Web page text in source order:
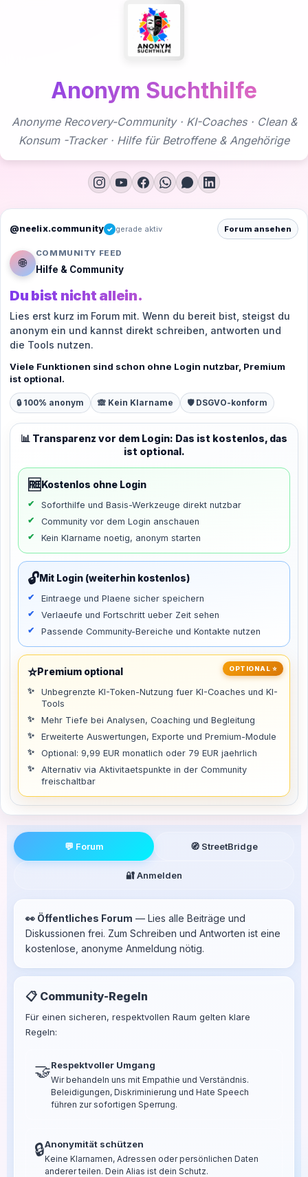
Anonym Suchthilfe
Anonyme Recovery-Community · KI-Coaches · Clean &
Konsum -Tracker · Hilfe für Betroffene & Angehörige
@neelix.community ✓ gerade aktiv Forum ansehen
🌐
COMMUNITY FEED
Hilfe & Community
Du bist nicht allein.
Lies erst kurz im Forum mit. Wenn du bereit bist, steigst du
anonym ein und kannst direkt schreiben, antworten und
die Tools nutzen.
Viele Funktionen sind schon ohne Login nutzbar, Premium
ist optional.
🔒 100% anonym 🙈 Kein Klarname 🛡️ DSGVO-konform
📊 Transparenz vor dem Login: Das ist kostenlos, das
ist optional.
🆓 Kostenlos ohne Login
Soforthilfe und Basis-Werkzeuge direkt nutzbar
Community vor dem Login anschauen
Kein Klarname noetig, anonym starten
🔓Mit Login (weiterhin kostenlos)
Eintraege und Plaene sicher speichern
Verlaeufe und Fortschritt ueber Zeit sehen
Passende Community-Bereiche und Kontakte nutzen
OPTIONAL ⭐
⭐Premium optional
Unbegrenzte KI-Token-Nutzung fuer KI-Coaches und KI-
Tools
Mehr Tiefe bei Analysen, Coaching und Begleitung
Erweiterte Auswertungen, Exporte und Premium-Module
Optional: 9,99 EUR monatlich oder 79 EUR jaehrlich
Alternativ via Aktivitaetspunkte in der Community
freischaltbar
💬 Forum 🧭 StreetBridge
🔐 Anmelden
👀 Öffentliches Forum — Lies alle Beiträge und
Diskussionen frei. Zum Schreiben und Antworten ist eine
kostenlose, anonyme Anmeldung nötig.
📋 Community-Regeln
Für einen sicheren, respektvollen Raum gelten klare
Regeln:
🤝Respektvoller Umgang
Wir behandeln uns mit Empathie und Verständnis.
Beleidigungen, Diskriminierung und Hate Speech
führen zur sofortigen Sperrung.
🔒Anonymität schützen
Keine Klarnamen, Adressen oder persönlichen Daten
anderer teilen. Dein Alias ist dein Schutz.